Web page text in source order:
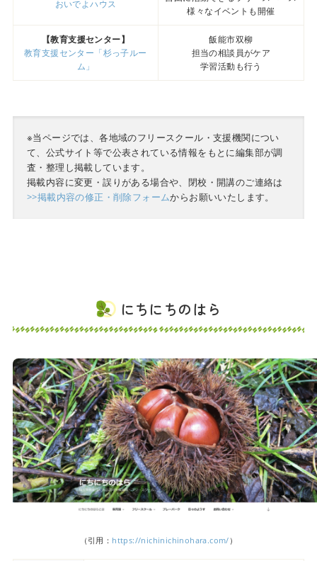
おいでよハウス
様々なイベントも開催
【教育支援センター】
教育支援センター「杉っ子ルー
ム」
飯能市双柳
担当の相談員がケア
学習活動も行う
※当ページでは、各地域のフリースクール・支援機関につい
て、公式サイト等で公表されている情報をもとに編集部が調
査・整理し掲載しています。
掲載内容に変更・誤りがある場合や、閉校・開講のご連絡は
>>掲載内容の修正・削除フォームからお願いいたします。
にちにちのはら
（引用： https://nichinichinohara.com/ ）